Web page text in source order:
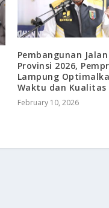
Pembangunan Jalan
Provinsi 2026,
Lampung
Waktu dan Kualitas
February 10, 2026